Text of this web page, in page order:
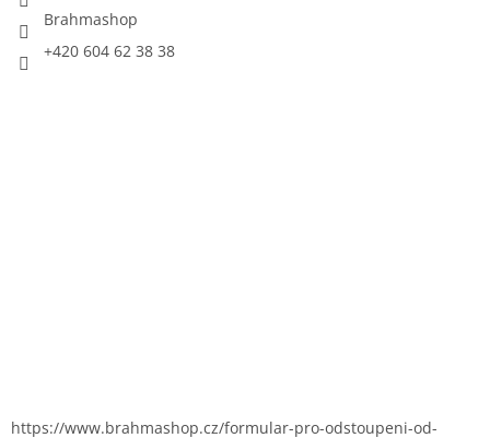
Brahmashop
+420 604 62 38 38
https://www.brahmashop.cz/formular-pro-odstoupeni-od-